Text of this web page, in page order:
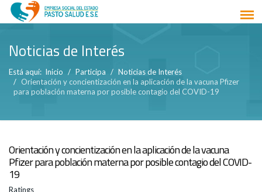
Noticias de Interés
Está aquí: Inicio Participa
Noticias de Interés
Orientación y concientización en la aplicación de la vacuna Pfizer
para población materna por posible contagio del COVID-19
Orientación y concientización en la aplicación de la vacuna
Pfizer para población materna por posible contagio del COVID-
19
Ratings